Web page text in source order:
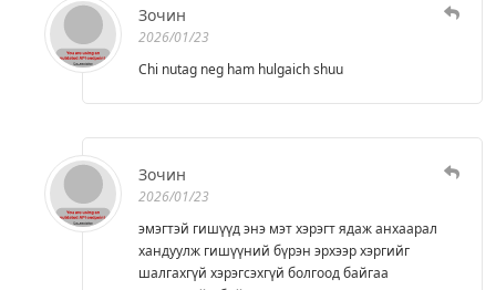
Зочин
2026/01/23
Chi nutag neg ham hulgaich shuu
Зочин
2026/01/23
эмэгтэй гишүүд энэ мэт хэрэгт ядаж анхаарал
хандуулж гишүүний бүрэн эрхээр хэргийг
шалгахгүй хэрэгсэхгүй болгоод байгаа